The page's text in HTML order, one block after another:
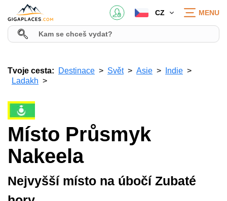
CZ MENU
Tvoje cesta: Destinace Svět Asie
Indie
Ladakh
Místo Průsmyk
Nakeela
Nejvyšší místo na úbočí Zubaté